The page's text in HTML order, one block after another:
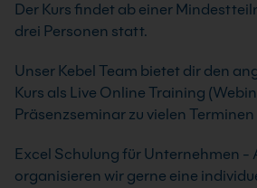
Der Kurs findet ab einer
drei Personen statt.
Unser Kebel Team bietet dir den
Kurs als Live Online Training
Präsenzseminar zu vielen
Excel Schulung für Unternehmen -
organisieren wir gerne eine